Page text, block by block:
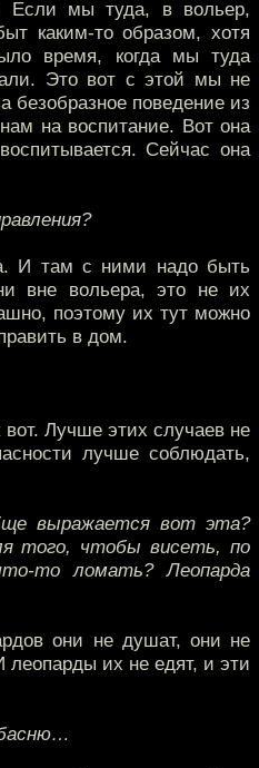
Если мы туда, в вольер,
каким-то образом, хотя
время, когда мы туда
Это вот с этой мы не
безобразное поведение из
на воспитание. Вот она
Сейчас она
И там с ними надо быть
вне вольера, это не их
поэтому их тут можно
в дом.
вот. Лучше этих случаев не
лучше соблюдать,
выражается вот эта?
того, чтобы висеть, по
то ломать? Леопарда
они не душат, они не
леопарды их не едят, и эти